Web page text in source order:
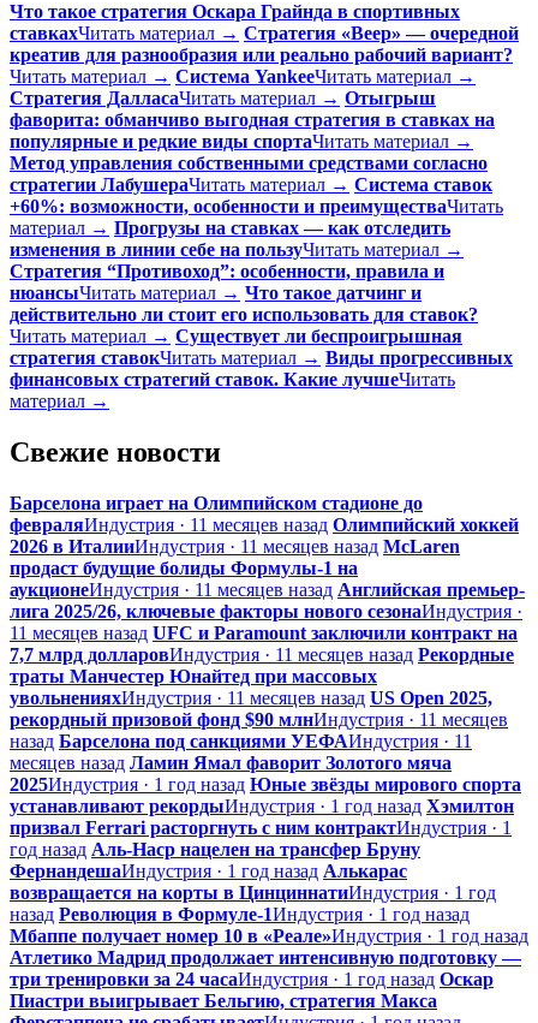
Что такое стратегия Оскара Грайнда в спортивных
ставкахЧитать материал → Стратегия «Веер» — очередной
креатив для разнообразия или реально рабочий вариант?
Читать материал → Система YankeeЧитать материал →
Стратегия ДалласаЧитать материал → Отыгрыш
фаворита: обманчиво выгодная стратегия в ставках на
популярные и редкие виды спортаЧитать материал →
Метод управления собственными средствами согласно
стратегии ЛабушераЧитать материал → Система ставок
+60%: возможности, особенности и преимуществаЧитать
материал → Прогрузы на ставках — как отследить
изменения в линии себе на пользуЧитать материал →
Стратегия “Противоход”: особенности, правила и
нюансыЧитать материал → Что такое датчинг и
действительно ли стоит его использовать для ставок?
Читать материал → Существует ли беспроигрышная
стратегия ставокЧитать материал → Виды прогрессивных
финансовых стратегий ставок. Какие лучшеЧитать
материал →
Свежие новости
Барселона играет на Олимпийском стадионе до
февраляИндустрия · 11 месяцев назад Олимпийский хоккей
2026 в ИталииИндустрия · 11 месяцев назад McLaren
продаст будущие болиды Формулы-1 на
аукционеИндустрия · 11 месяцев назад Английская премьер-
лига 2025/26, ключевые факторы нового сезонаИндустрия ·
11 месяцев назад UFC и Paramount заключили контракт на
7,7 млрд долларовИндустрия · 11 месяцев назад Рекордные
траты Манчестер Юнайтед при массовых
увольненияхИндустрия · 11 месяцев назад US Open 2025,
рекордный призовой фонд $90 млнИндустрия · 11 месяцев
назад Барселона под санкциями УЕФАИндустрия · 11
месяцев назад Ламин Ямал фаворит Золотого мяча
2025Индустрия · 1 год назад Юные звёзды мирового спорта
устанавливают рекордыИндустрия · 1 год назад Хэмилтон
призвал Ferrari расторгнуть с ним контрактИндустрия · 1
год назад Аль-Наср нацелен на трансфер Бруну
ФернандешаИндустрия · 1 год назад Алькарас
возвращается на корты в ЦинциннатиИндустрия · 1 год
назад Революция в Формуле-1Индустрия · 1 год назад
Мбаппе получает номер 10 в «Реале»Индустрия · 1 год назад
Атлетико Мадрид продолжает интенсивную подготовку —
три тренировки за 24 часаИндустрия · 1 год назад Оскар
Пиастри выигрывает Бельгию, стратегия Макса